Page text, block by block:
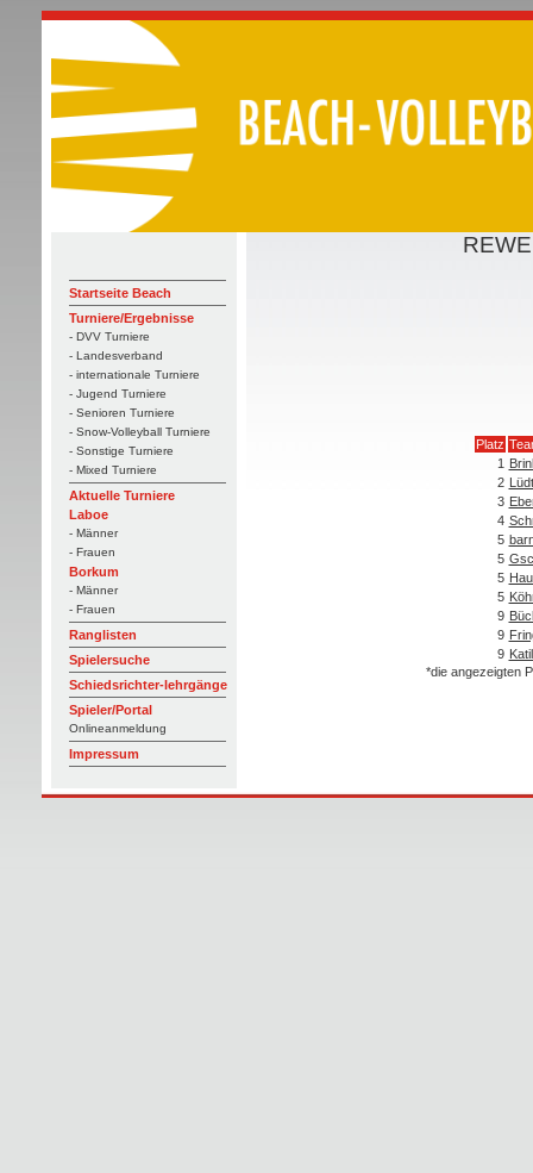
Startseite Beach
Turniere/Ergebnisse
- DVV Turniere
- Landesverband
- internationale Turniere
- Jugend Turniere
- Senioren Turniere
- Snow-Volleyball Turniere
- Sonstige Turniere
- Mixed Turniere
Aktuelle Turniere
Laboe
- Männer
- Frauen
Borkum
- Männer
- Frauen
Ranglisten
Spielersuche
Schiedsrichter-lehrgänge
Spieler/Portal
Onlineanmeldung
Impressum
Platz
1
2
3
4
5
5
5
5
9
9
9
*die angezeigten